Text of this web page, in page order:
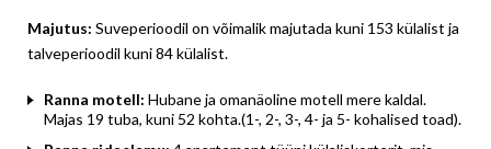
Majutus: Suveperioodil on võimalik majutada kuni 153 külalist ja
talveperioodil kuni 84 külalist.
Ranna motell: Hubane ja omanäoline motell mere kaldal.
Majas 19 tuba, kuni 52 kohta.(1-, 2-, 3-, 4- ja 5- kohalised toad).